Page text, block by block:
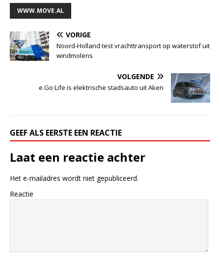
WWW.MOVE.AL
VORIGE
Noord-Holland test vrachttransport op waterstof uit
windmolens
VOLGENDE
e.Go Life is elektrische stadsauto uit Aken
GEEF ALS EERSTE EEN REACTIE
Laat een reactie achter
Het e-mailadres wordt niet gepubliceerd.
Reactie